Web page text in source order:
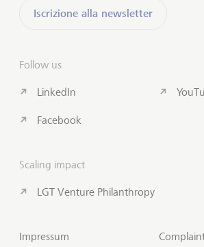
Iscrizione alla newsletter
Follow us
LinkedIn
Facebook
Scaling impact
LGT Venture Philanthropy
Impressum